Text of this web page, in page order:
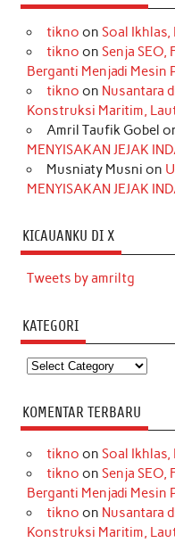
tikno on Soal Ikhlas,
tikno on Senja SEO,
Berganti Menjadi Mesin
tikno on Nusantara
Konstruksi Maritim,
Amril Taufik Gobel
MENYISAKAN JEJAK
Musniaty Musni on
MENYISAKAN JEJAK
KICAUANKU DI X
Tweets by amriltg
KATEGORI
Kategori
KOMENTAR TERBARU
tikno on Soal Ikhlas,
tikno on Senja SEO,
Berganti Menjadi Mesin
tikno on Nusantara
Konstruksi Maritim,